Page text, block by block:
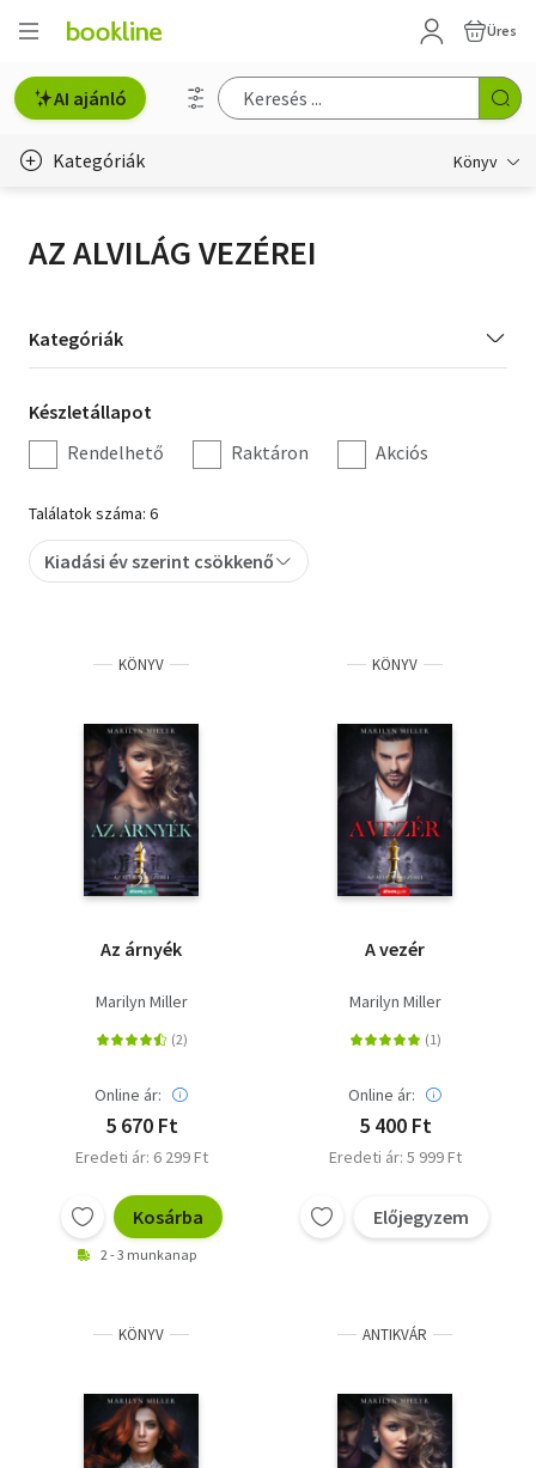
Üres
AI ajánló
Kategóriák Könyv
Erotika
Hobbi, szabadidő
Irodalom
Művészet
Szakkönyv
Szótár, nyelvkönyv
Természettudomány
Történelem
AZ ALVILÁG VEZÉREI
Kategória
szűrés
Kategóriák
Készletállapot
szűrés
Készletállapot
Rendelhető
Raktáron Akciós
Találatok száma: 6
Kiadási év szerint csökkenő
KÖNYV
Az árnyék
Marilyn Miller
Online ár:
5 670 Ft
Eredeti ár: 6 299 Ft
Kosárba
2 - 3 munkanap
KÖNYV
A vezér
Marilyn Miller
Online ár:
5 400 Ft
Eredeti ár: 5 999 Ft
Előjegyzem
KÖNYV ANTIKVÁR